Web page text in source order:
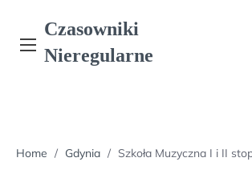
content
Czasowniki
Nieregularne
Home / Gdynia / Szkoła Muzyczna I i II